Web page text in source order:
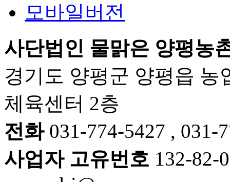
모바일버전
사단법인 물맑은 양평농
경기도 양평군 양평읍 농
체육센터 2층
전화031-774-5427 , 031-
사업자 고유번호 132-82-